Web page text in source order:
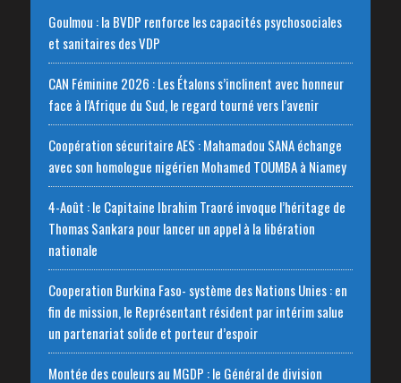
Goulmou : la BVDP renforce les capacités psychosociales
et sanitaires des VDP
CAN Féminine 2026 : Les Étalons s’inclinent avec honneur
face à l’Afrique du Sud, le regard tourné vers l’avenir
Coopération sécuritaire AES : Mahamadou SANA échange
avec son homologue nigérien Mohamed TOUMBA à Niamey
4-Août : le Capitaine Ibrahim Traoré invoque l’héritage de
Thomas Sankara pour lancer un appel à la libération
nationale
‎Cooperation Burkina Faso- système des Nations Unies : en
fin de mission, le Représentant résident par intérim salue
un partenariat solide et porteur d’espoir
Montée des couleurs au MGDP : le Général de division